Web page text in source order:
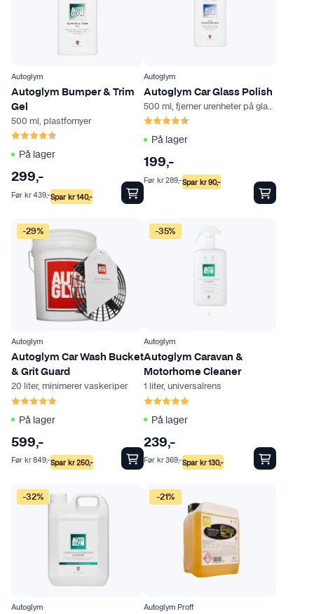
Autoglym
Autoglym Bumper & Trim
Gel
500 ml, plastfornyer
Karakter:
På lager
299,-
Spar kr140,-
Før kr439,-
Autoglym
Autoglym Car Glass Polish
500 ml, fjerner urenheter på glass
Karakter:
På lager
199,-
Spar kr90,-
Før kr289,-
-29%
Autoglym
Autoglym Car Wash Bucket
& Grit Guard
20 liter, minimerer vaskeriper
Karakter:
På lager
599,-
Spar kr250,-
Før kr849,-
-35%
Autoglym
Autoglym Caravan &
Motorhome Cleaner
1 liter, universalrens
Karakter:
På lager
239,-
Spar kr130,-
Før kr369,-
-32%
Autoglym
-21%
Autoglym Proff